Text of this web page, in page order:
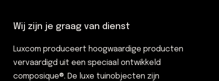
Wij zijn je graag van dienst
Luxcom produceert hoogwaardige producten
vervaardigd uit een speciaal ontwikkeld
composique®. De luxe tuinobjecten zijn